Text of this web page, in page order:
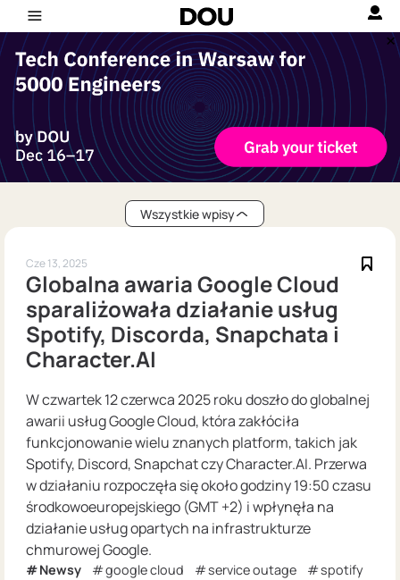
Wszystkie wpisy
Cze 13, 2025
Globalna awaria Google Cloud
sparaliżowała działanie usług
Spotify, Discorda, Snapchata i
Character.AI
W czwartek 12 czerwca 2025 roku doszło do globalnej
awarii usług Google Cloud, która zakłóciła
funkcjonowanie wielu znanych platform, takich jak
Spotify, Discord, Snapchat czy Character.AI. Przerwa
w działaniu rozpoczęła się około godziny 19:50 czasu
środkowoeuropejskiego (GMT +2) i wpłynęła na
działanie usług opartych na infrastrukturze
chmurowej Google.
Newsy google cloud service outage
spotify